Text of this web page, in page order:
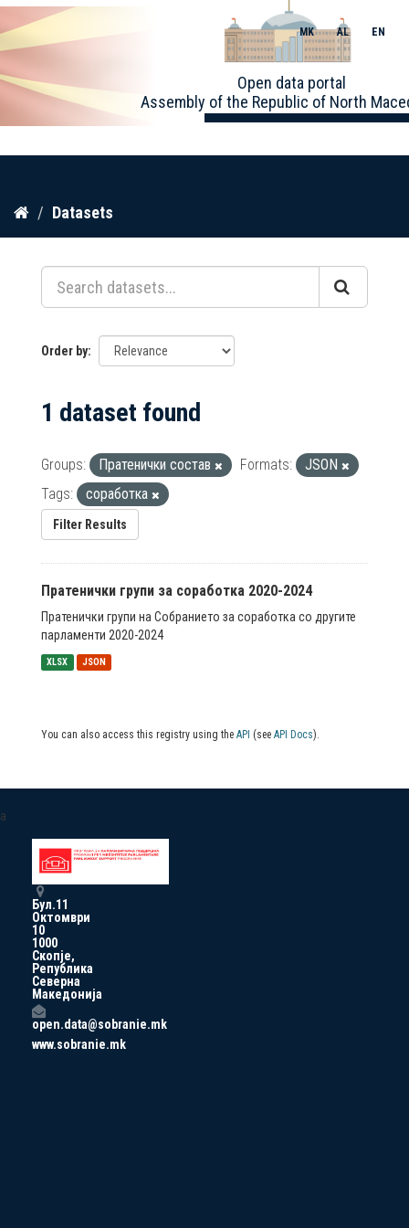
Skip
content
Open data portal
Assembly of the Republic of North
MK AL EN
Datasets
Order by
1 dataset found
Groups: Пратенички состав Formats:
JSON
Tags:
соработка
Filter Results
Пратенички групи за соработка 2020-2024
Пратенички групи на Собранието за соработка со другите
парламенти 2020-2024
XLSX JSON
You can also access this registry using the API (see API Docs).
a
Бул.11
Октомври
10
1000
Скопје,
Република
Северна
Македонија
open.data@sobranie.mk
www.sobranie.mk